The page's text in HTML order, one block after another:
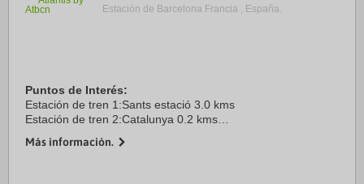
Estación de Barcelona Francia , España.
Puntos de Interés:
Estación de tren 1:Sants estació 3.0 kms
Estación de tren 2:Catalunya 0.2 kms
Puerto:Barcelona 2.0 kms
Más información.